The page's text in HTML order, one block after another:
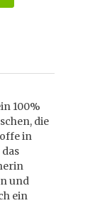
100%
die
in
und
ein